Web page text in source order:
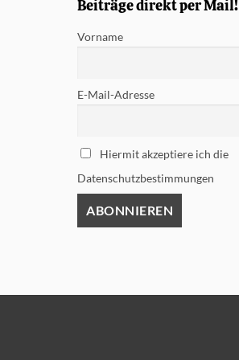
Beiträge direkt per Mail!
Vorname
E-Mail-Adresse
Hiermit akzeptiere ich die
Datenschutzbestimmungen